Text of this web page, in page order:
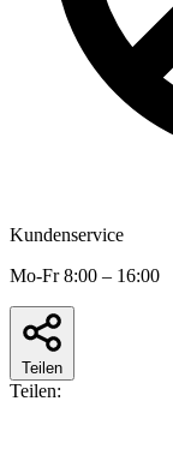
Kundenservice
Mo-Fr 8:00 – 16:00
Teilen
Teilen: